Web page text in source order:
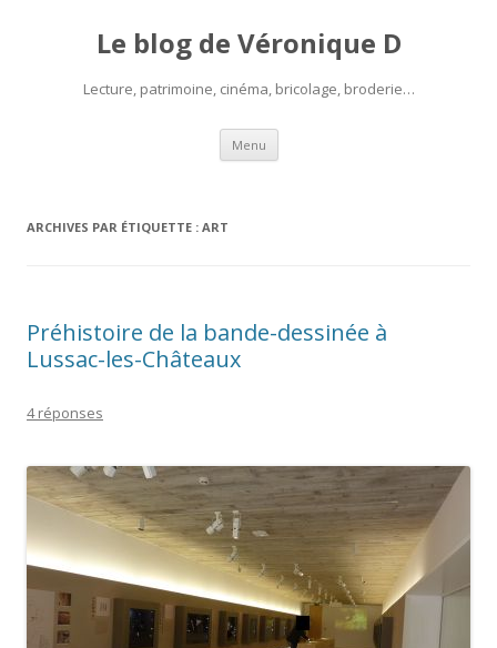
Le blog de Véronique D
Lecture, patrimoine, cinéma, bricolage, broderie…
Menu Aller
contenu
ARCHIVES PAR ÉTIQUETTE : ART
Préhistoire de la bande-dessinée à
Lussac-les-Châteaux
4 réponses